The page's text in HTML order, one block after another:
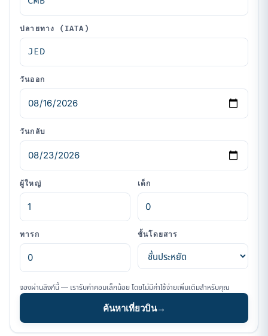
ปลายทาง (IATA)
วันออก
วันกลับ
ผู้ใหญ่ เด็ก
ทารก ชั้นโดยสาร
จองผ่านลิงก์นี้ — เรารับค่าคอมเล็กน้อย โดยไม่มีค่าใช้จ่ายเพิ่มเติมสำหรับคุณ
ค้นหาเที่ยวบิน→